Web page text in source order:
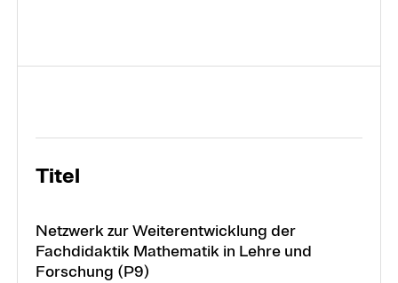
Titel
Netzwerk zur Weiterentwicklung der
Fachdidaktik Mathematik in Lehre und
Forschung (P9)